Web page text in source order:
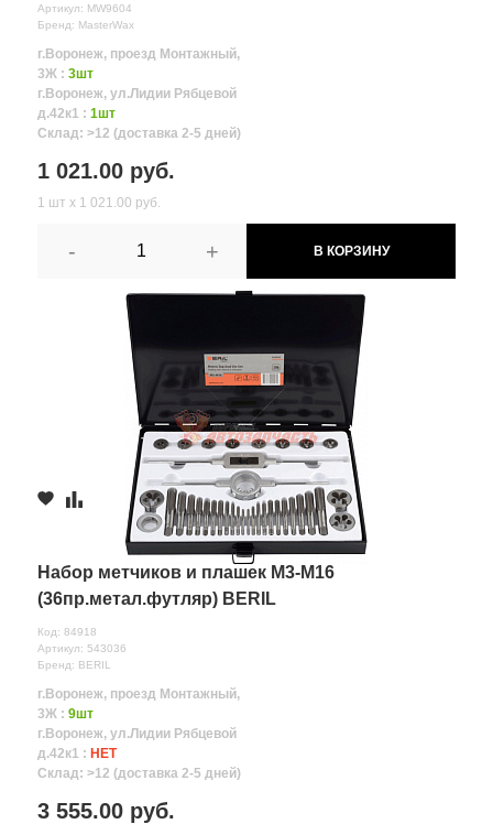
Артикул: MW9604
Бренд: MasterWax
г.Воронеж, проезд Монтажный,
3Ж : 3шт
г.Воронеж, ул.Лидии Рябцевой
д.42к1 : 1шт
Склад: >12 (доставка 2-5 дней)
1 021.00 руб.
1 шт х 1 021.00 руб.
- + В КОРЗИНУ
Набор метчиков и плашек М3-М16
(36пр.метал.футляр) BERIL
Код: 84918
Артикул: 543036
Бренд: BERIL
г.Воронеж, проезд Монтажный,
3Ж : 9шт
г.Воронеж, ул.Лидии Рябцевой
д.42к1 : НЕТ
Склад: >12 (доставка 2-5 дней)
3 555.00 руб.